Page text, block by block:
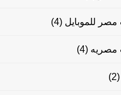
للموبايل (4)
مصريه (4)
(2)